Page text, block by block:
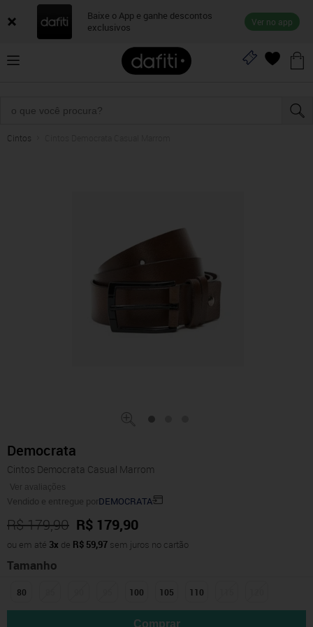
Baixe o App e ganhe descontos
exclusivos
Ver no app
Cintos
Democrata
Cintos Democrata Casual Marrom
Ver avaliações
Vendido e entregue porDEMOCRATA
R$ 179,90 R$ 179,90
ou em até 3x de R$ 59,97 sem juros no cartão
Tamanho
80 100 105 110
Comprar